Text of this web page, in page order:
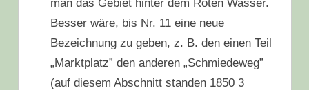
man das Gebiet hinter dem Roten Wasser.
Besser wäre, bis Nr. 11 eine neue
Bezeichnung zu geben, z. B. den einen Teil
„Marktplatz” den anderen „Schmiedeweg”
(auf diesem Abschnitt standen 1850 3